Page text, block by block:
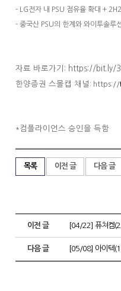
- LG전자 내 PSU 점유율 확대 +
- 중국산 PSU의 한계와 와이투솔루
자료 바로가기: https://bit.ly/
한양증권 스몰캡 채널 : https://
*컴플라이언스 승인을 득함
목록 이전 글 다음 글
이전 글 [04/22] 퓨쳐켐
다음 글 [05/08] 아이텍